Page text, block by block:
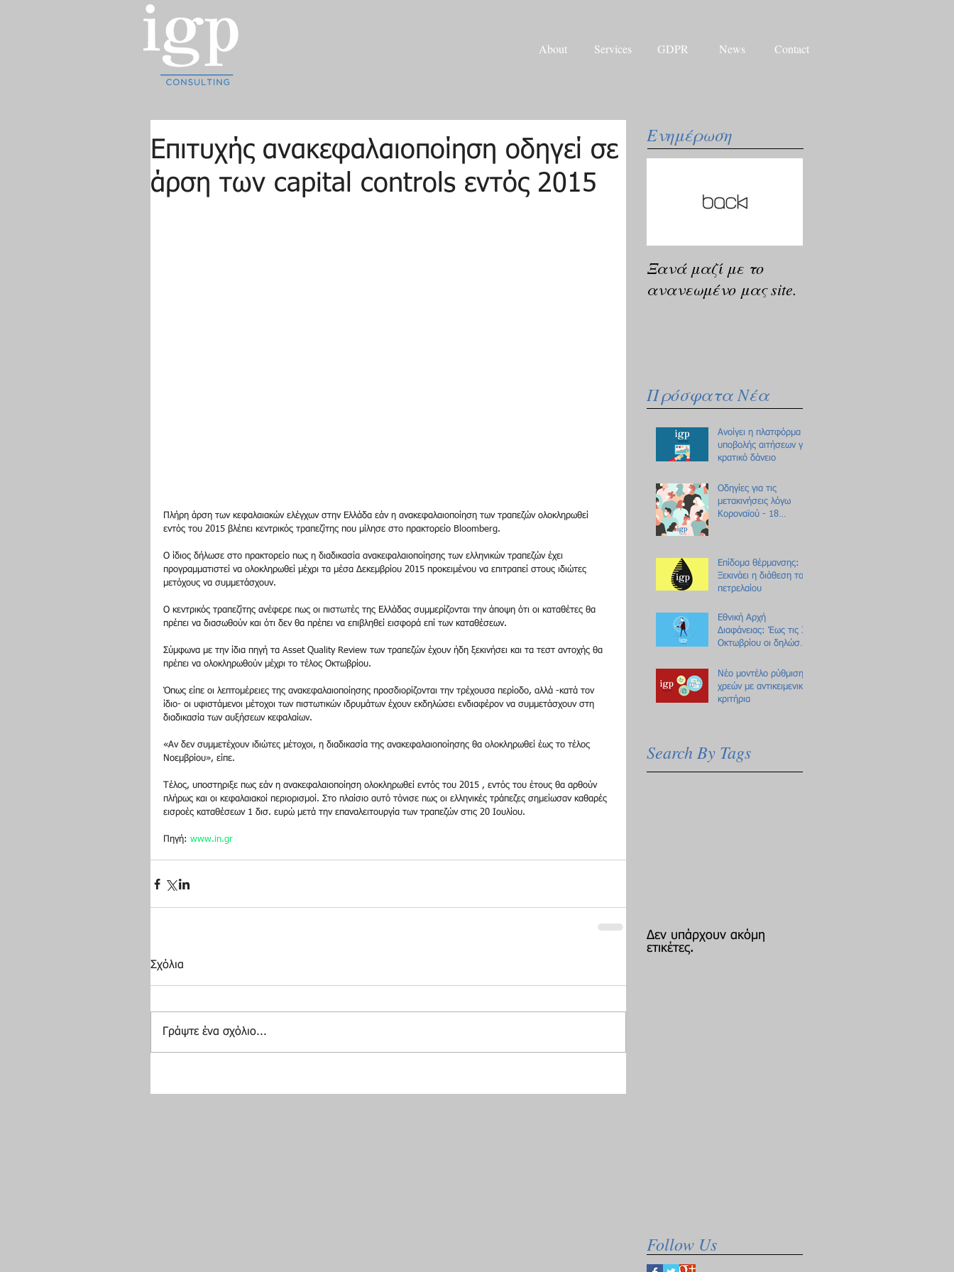
Επιτυχής ανακεφαλαιοποίηση οδηγεί σε
άρση των capital controls εντός 2015
Πλήρη άρση των κεφαλαιακών ελέγχων στην Ελλάδα εάν η ανακεφαλαιοποίηση των τραπεζών ολοκληρωθεί
εντός του 2015 βλέπει κεντρικός τραπεζίτης που μίλησε στο πρακτορείο Bloomberg.
Ο ίδιος δήλωσε στο πρακτορείο πως η διαδικασία ανακεφαλαιοποίησης των ελληνικών τραπεζών έχει
προγραμματιστεί να ολοκληρωθεί μέχρι τα μέσα Δεκεμβρίου 2015 προκειμένου να επιτραπεί στους ιδιώτες
μετόχους να συμμετάσχουν.
Ο κεντρικός τραπεζίτης ανέφερε πως οι πιστωτές της Ελλάδας συμμερίζονται την άποψη ότι οι καταθέτες θα
πρέπει να διασωθούν και ότι δεν θα πρέπει να επιβληθεί εισφορά επί των καταθέσεων.
Σύμφωνα με την ίδια πηγή τα Asset Quality Review των τραπεζών έχουν ήδη ξεκινήσει και τα τεστ αντοχής θα
πρέπει να ολοκληρωθούν μέχρι το τέλος Οκτωβρίου.
Όπως είπε οι λεπτομέρειες της ανακεφαλαιοποίησης προσδιορίζονται την τρέχουσα περίοδο, αλλά -κατά τον
ίδιο- οι υφιστάμενοι μέτοχοι των πιστωτικών ιδρυμάτων έχουν εκδηλώσει ενδιαφέρον να συμμετάσχουν στη
διαδικασία των αυξήσεων κεφαλαίων.
«Αν δεν συμμετέχουν ιδιώτες μέτοχοι, η διαδικασία της ανακεφαλαιοποίησης θα ολοκληρωθεί έως το τέλος
Νοεμβρίου», είπε.
Τέλος, υποστηριξε πως εάν η ανακεφαλαιοποίηση ολοκληρωθεί εντός του 2015 , εντός του έτους θα αρθούν
πλήρως και οι κεφαλαιακοί περιορισμοί. Στο πλαίσιο αυτό τόνισε πως οι ελληνικές τράπεζες σημείωσαν καθαρές
εισροές καταθέσεων 1 δισ. ευρώ μετά την επαναλειτουργία των τραπεζών στις 20 Ιουλίου.
Πηγή: www.in.gr
Σχόλια
Γράψτε ένα σχόλιο...
Ενημέρωση
Ξανά μαζί με το
ανανεωμένο μας site.
Πρόσφατα Νέα
Ανοίγει η πλατφόρμα
υποβολής αιτήσεων για
κρατικό δάνειο
Οδηγίες για τις
μετακινήσεις λόγω
Κοροναϊού - 18
Επίδομα θέρμανσης:
Ξεκινάει η διάθεση του
πετρελαίου
Εθνική Αρχή
Διαφάνειας: Έως τις 31
Οκτωβρίου οι δηλώσεις
Νέο μοντέλο ρύθμισης
χρεών με αντικειμενικά
κριτήρια
Search By Tags
Δεν υπάρχουν ακόμη
ετικέτες.
Follow Us
About Services GDPR News Contact